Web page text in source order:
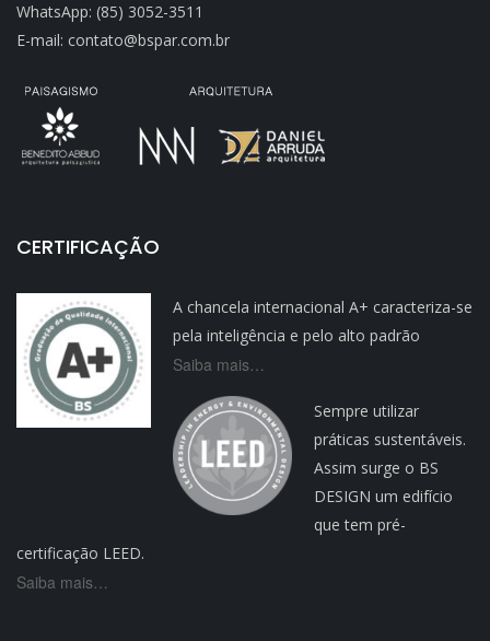
WhatsApp: (85) 3052-3511
E-mail: contato@bspar.com.br
CERTIFICAÇÃO
A chancela internacional A+ caracteriza-se
pela inteligência e pelo alto padrão
Saiba mais…
Sempre utilizar
práticas sustentáveis.
Assim surge o BS
DESIGN um edifício
que tem pré-
certificação LEED.
Saiba mais…